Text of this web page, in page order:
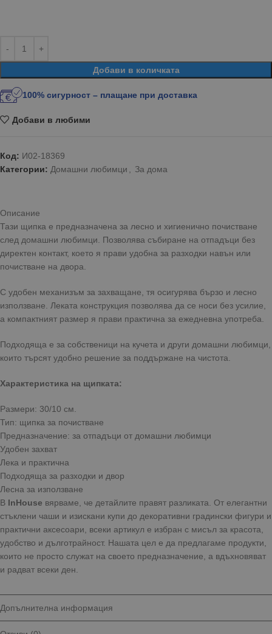
Добави в количката
100% сигурност – плащане при доставка
Добави в любими
Код: И02-18369
Категории: Домашни любимци За дома
Описание
Тази щипка е предназначена за лесно и хигиенично почистване
след домашни любимци. Позволява събиране на отпадъци без
директен контакт, което я прави удобна за разходки навън или
почистване на двора.
С удобен механизъм за захващане, тя осигурява бързо и лесно
използване. Леката конструкция позволява да се носи без усилие,
а компактният размер я прави практична за ежедневна употреба.
Подходяща е за собственици на кучета и други домашни любимци,
които търсят удобно решение за поддържане на чистота.
Характеристика на щипката:
Размери: 30/10 см.
Тип: щипка за почистване
Предназначение: за отпадъци от домашни любимци
Удобен захват
Лека и практична
Подходяща за разходки и двор
Лесна за използване
В InHouse вярваме, че детайлите правят разликата. От елегантни
стъклени чаши и изискани купи до декоративни градински фигури и
практични аксесоари, всеки артикул е избран с мисъл за красота,
удобство и дълготрайност. Нашата цел е да предлагаме продукти,
които не просто служат на своето предназначение, а вдъхновяват
и радват всеки ден.
Допълнителна информация